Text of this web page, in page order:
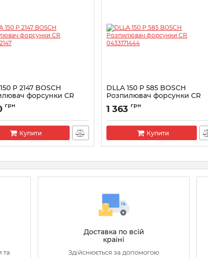
P 2147 BOSCH
форсунки CR
грн
Купити
DLLA 150 P 585 BOSCH
Розпилювач форсунки CR
0433171444
Артикул:
1 363 грн
Купити
та
Доставка по всій
країні
Здійснюється за допомогою